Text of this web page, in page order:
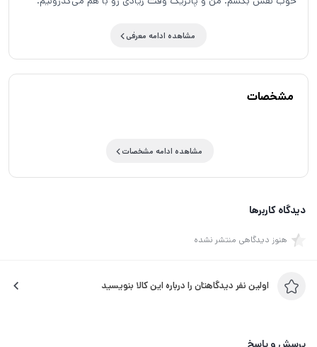
پاتریک منو به پارکی برد که مردها می‌رن تا همدیگه رو پیدا کنن.
پاتریک بهم گفت اگه نمی‌خوام کسی مزاحمم باشه کافیه به چشم‌های
کسی نگاه نکنم. گفت که ارتباط چشمی این‌جا به معنی موافقت با اینه
فقط جایی رو پیدا می‌کنن که برن. بعد از مدتی پاتریک کسی رو پیدا
شونه‌م زد و با اون پسر رفت.رو نیمکتی که اون‌جا بود نشستم و به
بعضی‌ها رو زمین. بعضی‌ها…
مشاهده ادامه معرفی
مشخصات
مشاهده ادامه مشخصات
دیدگاه کاربرها
هنوز دیدگاهی منتشر نشده
اولین نفر دیدگاهتان را درباره این کالا بنویسید
پرسش و پاسخ